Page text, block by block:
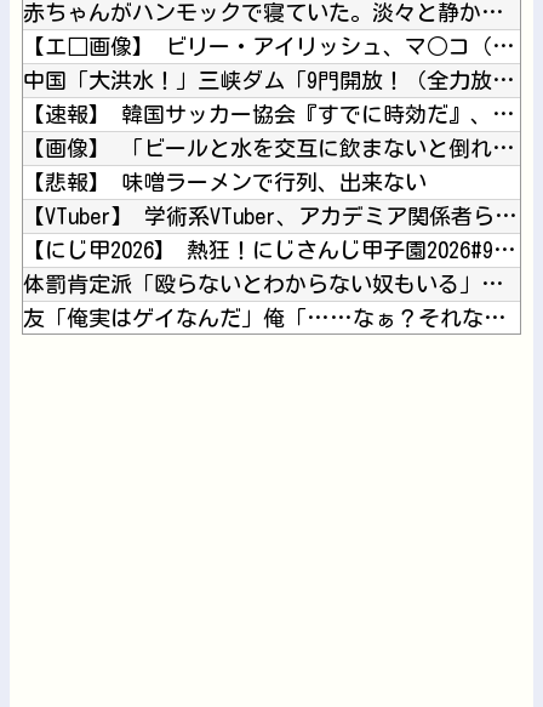
赤ちゃんがハンモックで寝ていた。淡々と静かに作業中 → 無心...
【エ□画像】 ビリー・アイリッシュ、マ○コ（女性器）披露
中国「大洪水！」三峡ダム「9門開放！（全力放流」中国都市「三...
【速報】 韓国サッカー協会『すでに時効だ』、外国人審判らへ性...
【画像】 「ビールと水を交互に飲まないと倒れるグラス」発売
【悲報】 味噌ラーメンで行列、出来ない
【VTuber】 学術系VTuber、アカデミア関係者らに「...
【にじ甲2026】 熱狂！にじさんじ甲子園2026#9！主催...
体罰肯定派「殴らないとわからない奴もいる」ワイ「いや司法や警...
友「俺実はゲイなんだ」俺「……なぁ？それなんで俺に言った？」